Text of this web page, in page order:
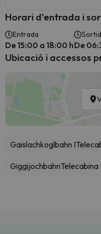
Horari d'entrada i
Entrada
De 15:00 a 18:00 hDe
Ubicació i accessos
Gaislachkoglbahn I
GiggijochbahnTelecabina